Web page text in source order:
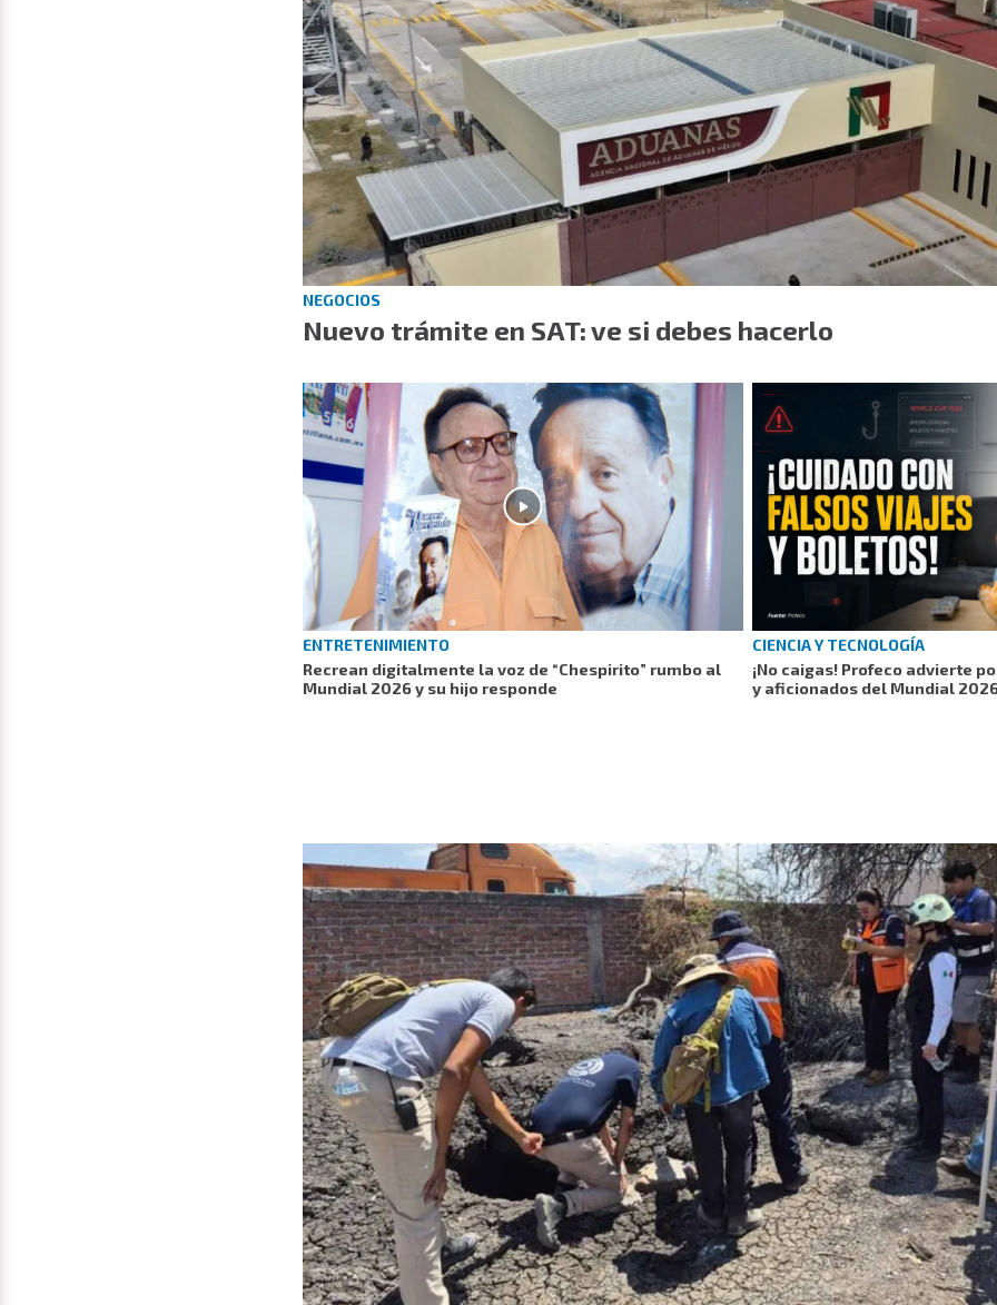
NEGOCIOS
Nuevo trámite en SAT: ve si debes hacerlo
ENTRETENIMIENTO
Recrean digitalmente la voz de “Chespirito” rumbo al
Mundial 2026 y su hijo responde
CIENCIA Y TECNOLOGÍA
¡No caigas! Profeco advierte
y aficionados del Mundial